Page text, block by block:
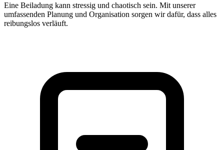
Eine Beiladung kann stressig und chaotisch sein. Mit unserer
umfassenden Planung und Organisation sorgen wir dafür, dass alles
reibungslos verläuft.